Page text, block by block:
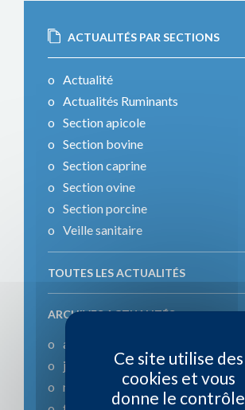
ACTUALITÉS PAR SECTIONS
Actualité
Actualités Ruminants
Section apicole
Section bovine
Section caprine
Section ovine
Section porcine
Veille sanitaire
TOUTES LES ACTUALITÉS
ARCHIVES ACTUALITÉS
août 2026
juin 2026
mars 2026
Ce site utilise des
cookies et vous
donne le contrôle